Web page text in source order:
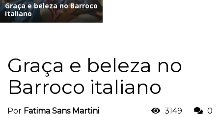
Graça e beleza no Barroco
italiano
Graça e beleza no
Barroco italiano
Por Fatima Sans Martini
3149 0